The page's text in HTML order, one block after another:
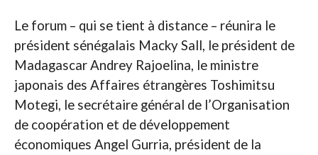
Le forum – qui se tient à distance – réunira le
président sénégalais Macky Sall, le président de
Madagascar Andrey Rajoelina, le ministre
japonais des Affaires étrangères Toshimitsu
Motegi, le secrétaire général de l’Organisation
de coopération et de développement
économiques Angel Gurria, président de la